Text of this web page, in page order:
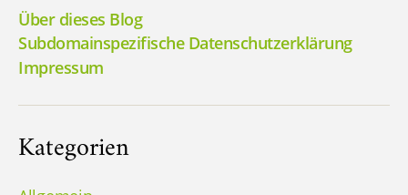
Über dieses Blog
Subdomainspezifische Datenschutzerklärung
Impressum
Kategorien